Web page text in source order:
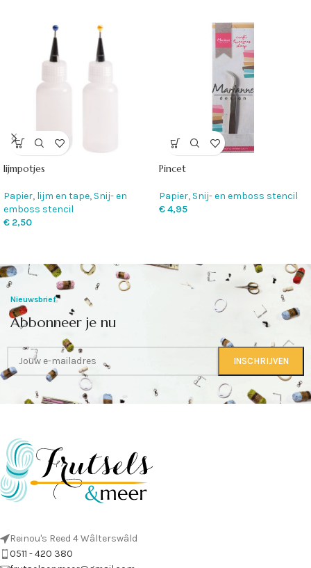
lijmpotjes
Papier, lijm en tape, Snij- en
emboss stencil
€ 2,50
Pincet
Papier, Snij- en emboss stencil
€4,95
Nieuwsbrief
Abbonneer je nu
Reinou's Reed 4 Wâlterswâld
0511 - 420 380